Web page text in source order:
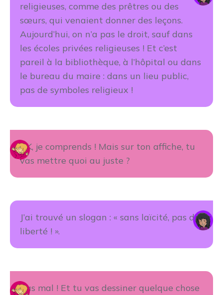
religieuses, comme des prêtres ou des
sœurs, qui venaient donner des leçons.
Aujourd’hui, on n’a pas le droit, sauf dans
les écoles privées religieuses ! Et c’est
pareil à la bibliothèque, à l’hôpital ou dans
le bureau du maire : dans un lieu public,
pas de symboles religieux !
OK, je comprends ! Mais sur ton affiche, tu
vas mettre quoi au juste ?
J’ai trouvé un slogan : « sans laïcité, pas de
liberté ! ».
Pas mal ! Et tu vas dessiner quelque chose